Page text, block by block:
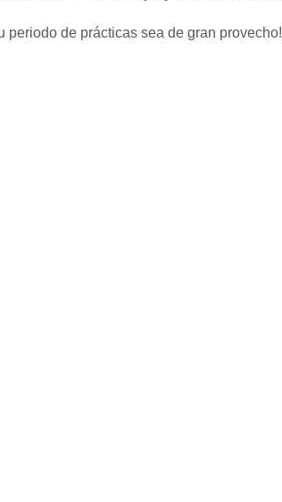
periodo de prácticas sea de gran provecho!